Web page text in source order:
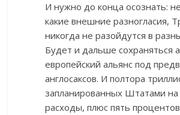
И нужно до конца осознать:
какие внешние разногласия,
никогда не разойдутся в
Будет и дальше сохраняться
европейский альянс под
англосаксов. И полтора
запланированных Штатами
расходы, плюс пять